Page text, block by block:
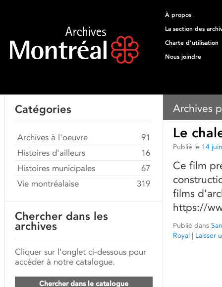
À propos
La section des
Charte d'utilisation
Nous joindre
Archives
Le
Publié le 14
Ce film
films
https://
Publié dans
Royal | Laisser
Catégories
Archives à l'oeuvre
91
Histoires d'ailleurs
16
Histoires municipales
67
Vie montréalaise
319
Chercher dans les
archives
Cliquer sur l'onglet ci-dessous pour
accéder à notre catalogue.
Chercher dans le catalogue